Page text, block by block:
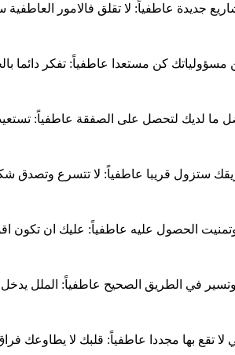
جديدة عاطفياً: لا تقلق فالامور
كن مستعدا عاطفياً: تفكر دائما
ما لديك لتحصل على الصفقة عاطفياً:
ستزول قريبا عاطفياً: لا تتسرع وتصدق
وتمنيت الحصول عليه عاطفياً: عليك ان
وتسير في الطريق الصحيح عاطفياً: الملل
لا تقع بها مجددا عاطفياً: قلبك لا